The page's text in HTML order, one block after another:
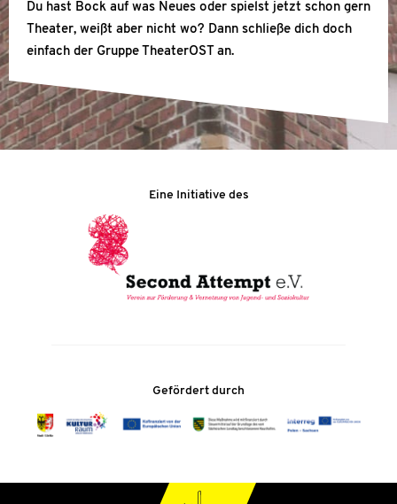
Du hast Bock auf was Neues oder spielst jetzt schon gern
Theater, weißt aber nicht wo? Dann schließe dich doch
einfach der Gruppe TheaterOST an.
Eine Initiative des
Gefördert durch